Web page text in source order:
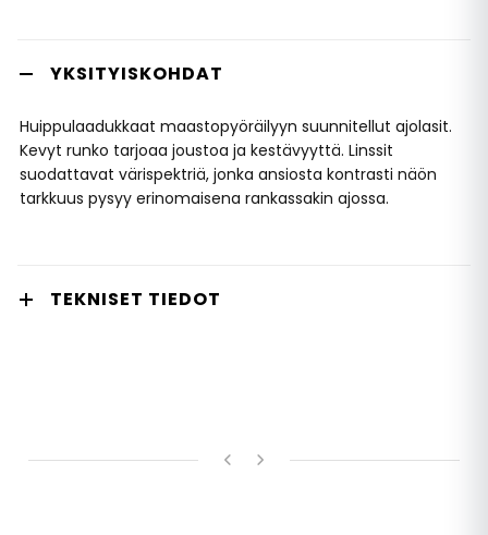
YKSITYISKOHDAT
Huippulaadukkaat maastopyöräilyyn suunnitellut ajolasit.
Kevyt runko tarjoaa joustoa ja kestävyyttä. Linssit
suodattavat värispektriä, jonka ansiosta kontrasti näön
tarkkuus pysyy erinomaisena rankassakin ajossa.
TEKNISET TIEDOT